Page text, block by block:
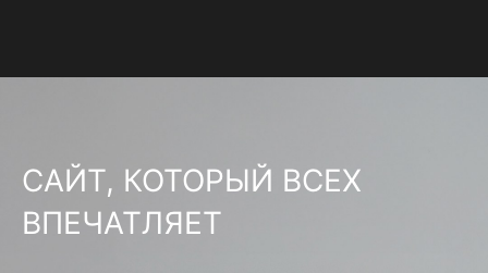
САЙТ, КОТОРЫЙ ВСЕХ
ВПЕЧАТЛЯЕТ